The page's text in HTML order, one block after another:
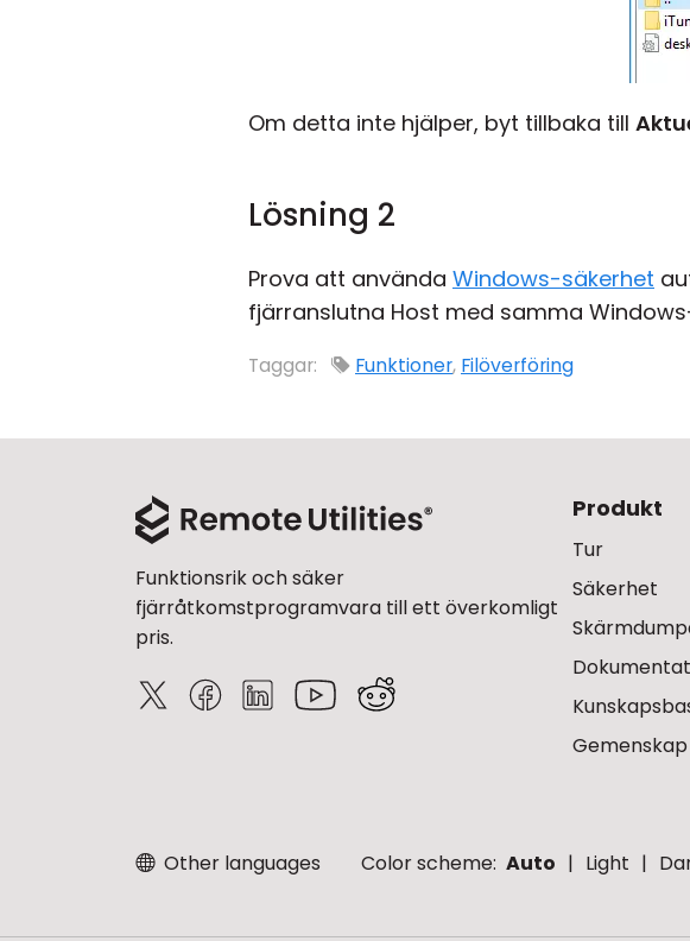
Om detta inte hjälper, byt tillbaka till
Lösning 2
Prova att använda Windows-säkerhet
fjärranslutna Host med samma
Taggar: Funktioner, Filöverföring
Funktionsrik och säker
fjärråtkomstprogramvara till ett överkomligt
pris.
Produkt
Tur
Säkerhet
Gemenskap
Other languages Color scheme: Auto Light